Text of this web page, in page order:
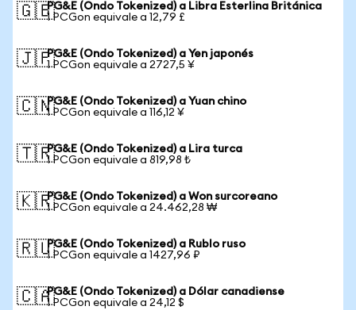
🇬🇧PG&E (Ondo Tokenized) a Libra Esterlina Británica
1 PCGon equivale a 12,79 £
🇯🇵PG&E (Ondo Tokenized) a Yen japonés
1 PCGon equivale a 2727,5 ¥
🇨🇳PG&E (Ondo Tokenized) a Yuan chino
1 PCGon equivale a 116,12 ¥
🇹🇷PG&E (Ondo Tokenized) a Lira turca
1 PCGon equivale a 819,98 ₺
🇰🇷PG&E (Ondo Tokenized) a Won surcoreano
1 PCGon equivale a 24.462,28 ₩
🇷🇺PG&E (Ondo Tokenized) a Rublo ruso
1 PCGon equivale a 1427,96 ₽
🇨🇦PG&E (Ondo Tokenized) a Dólar canadiense
1 PCGon equivale a 24,12 $